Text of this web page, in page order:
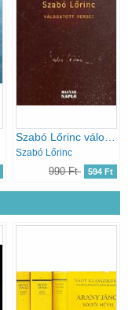
Szabó Lőrinc válogatott versei
Szabó Lőrinc
990 Ft 594 Ft